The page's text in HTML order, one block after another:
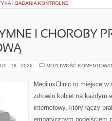
I BADANIA KONTROLNE
I CHOROBY
- 18 - 2026 MOŻLIWOŚĆ
MediluxClinic to miejsce
zdrowiu kobiet na każdym
internetowy, który łączy
empatycznym podejściem